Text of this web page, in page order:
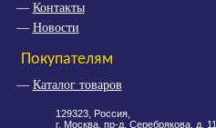
Контакты
Новости
Покупателям
Каталог товаров
129323, Россия,
г. Москва, пр-д. Серебрякова, д. 11,